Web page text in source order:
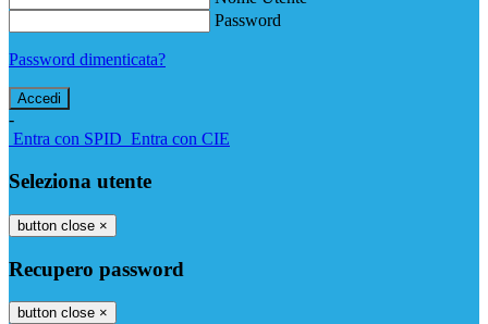
Password
Password dimenticata?
-
Entra con SPID Entra con CIE
Seleziona utente
button close ×
Recupero password
button close ×